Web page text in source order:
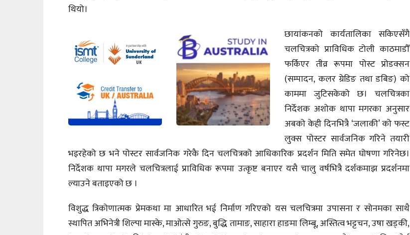
थियो।
छायांकनको कार्यतालिका सकिएसँगै
चलचित्रको प्राविधिक टोली काठमाडौँ
फर्किएर तीव्र रूपमा पोस्ट प्रोडक्सन
(सम्पादन, कलर ग्रेडिङ तथा डबिङ) को
काममा जुटिसकेको छ। चलचित्रका
निर्देशक अशोक थापा मगरका अनुसार
अबको केही दिनभित्रै ‘जलाकी’ को फस्ट
लुक्स पोस्टर सार्वजनिक गरिने तयारी
भइरहेको छ भने पोस्टर सार्वजनिक गरेकै दिन चलचित्रको आधिकारिक प्रदर्शन मिति समेत घोषणा गरिनेछ।
निर्देशक थापा मगरले चलचित्रलाई प्राविधिक रूपमा उत्कृष्ट बनाएर यसै चालु वर्षभित्रै दर्शकमाझ प्रदर्शनमा
ल्याउने बताइएको छ ।
विशुद्ध त्रिकोणात्मक प्रेमकथा मा आधारित भई निर्माण गरिएको यस चलचित्रमा उपासना र सोनमका साथै
स्थापित अभिनेत्री शिल्पा मास्के, माओत्से गुरुङ, बुद्धि तामाङ, साहारा हाङमा लिम्बू, अस्तित्व भट्टचन, उषा खड्की,